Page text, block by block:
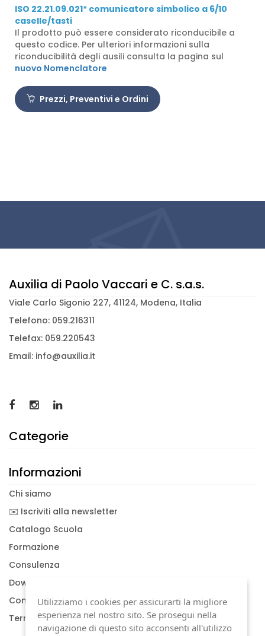
ISO 22.21.09.021* comunicatore simbolico a 6/10
caselle/tasti
Il prodotto può essere considerato riconducibile a
questo codice. Per ulteriori informazioni sulla
riconducibilità degli ausili consulta la pagina sul
nuovo Nomenclatore
Prezzi, Preventivi e Ordini
Auxilia di Paolo Vaccari e C. s.a.s.
Viale Carlo Sigonio 227, 41124, Modena, Italia
Telefono: 059.216311
Telefax: 059.220543
Email: info@auxilia.it
Categorie
Informazioni
Chi siamo
✉️ Iscriviti alla newsletter
Catalogo Scuola
Formazione
Consulenza
Download documenti
Condizioni generali
Termini di garanzia
Utilizziamo i cookies per assicurarti la migliore
esperienza nel nostro sito. Se prosegui nella
navigazione di questo sito acconsenti all'utilizzo